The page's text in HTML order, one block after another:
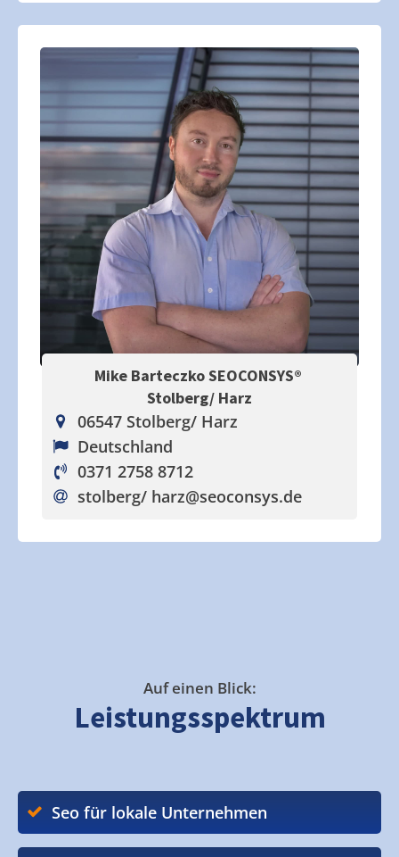
Mike Barteczko SEOCONSYS®
Stolberg/ Harz
06547 Stolberg/ Harz
Deutschland
0371 2758 8712
stolberg/ harz@seoconsys.de
Auf einen Blick:
Leistungsspektrum
Seo für lokale Unternehmen